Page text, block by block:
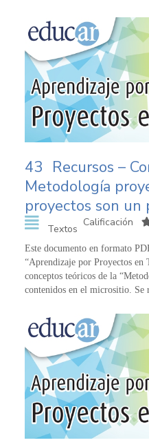
43 Recursos –
Metodología
proyectos son un
Textos
Calificación
Este documento en formato
“Aprendizaje por Proyectos en
conceptos teóricos de la
contenidos en el micrositio. Se